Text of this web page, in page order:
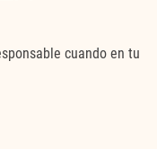
cuando en tu